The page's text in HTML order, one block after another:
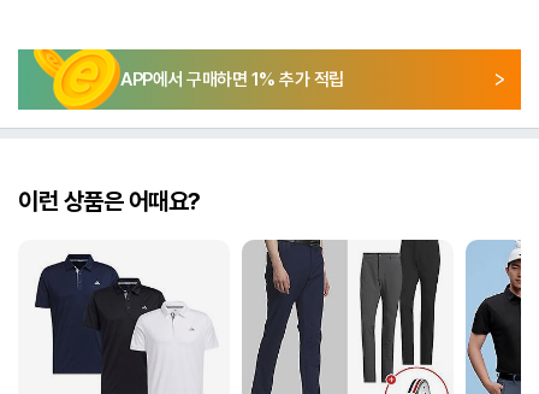
APP에서 구매하면 1% 추가 적립
이런 상품은 어때요?